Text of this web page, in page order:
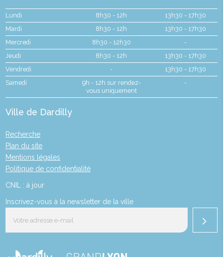
Lundi 8h30 - 12h
13h30 - 17h30
Mardi
8h30 - 12h
13h30 - 17h30
Mercredi
8h30 - 12h30
-
Jeudi
8h30 - 12h
13h30 - 17h30
Vendredi
-
13h30 - 17h30
Samedi
9h - 12h sur rendez-
vous uniquement
-
Ville de Dardilly
Recherche
Plan du site
Mentions légales
Politique de confidentialité
CNIL : à jour
Inscrivez-vous à la newsletter de la ville